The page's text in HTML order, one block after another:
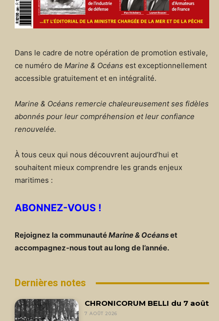
Dans le cadre de notre opération de promotion estivale,
ce numéro de Marine & Océans est exceptionnellement
accessible gratuitement et en intégralité.
Marine & Océans remercie chaleureusement ses fidèles
abonnés pour leur compréhension et leur confiance
renouvelée.
À tous ceux qui nous découvrent aujourd’hui et
souhaitent mieux comprendre les grands enjeux
maritimes :
ABONNEZ-VOUS !
Rejoignez la communautéMarine & Océanset
accompagnez-nous tout au long de l’année.
Dernières notes
CHRONICORUM BELLI du 7 août
7 AOÛT 2026